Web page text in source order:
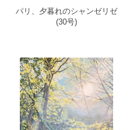
パリ、夕暮れのシャンゼリゼ
(30号)